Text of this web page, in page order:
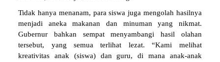
Tidak hanya menanam, para siswa juga mengolah hasilnya
menjadi aneka makanan dan minuman yang nikmat.
Gubernur bahkan sempat menyambangi hasil olahan
tersebut, yang semua terlihat lezat. “Kami melihat
kreativitas anak (siswa) dan guru, di mana anak-anak